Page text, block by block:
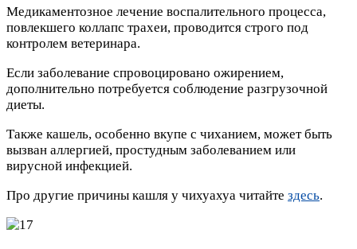
Медикаментозное лечение воспалительного процесса,
повлекшего коллапс трахеи, проводится строго под
контролем ветеринара.
Если заболевание спровоцировано ожирением,
дополнительно потребуется соблюдение разгрузочной
диеты.
Также кашель, особенно вкупе с чиханием, может быть
вызван аллергией, простудным заболеванием или
вирусной инфекцией.
Про другие причины кашля у чихуахуа читайте здесь.